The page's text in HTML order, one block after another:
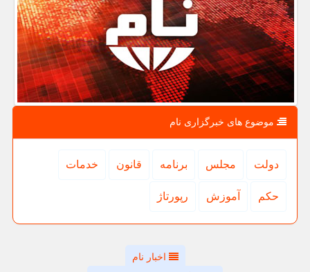
موضوع های خبرگزاری نام
دولت مجلس برنامه قانون خدمات
حكم آموزش رپورتاژ
اخبار نام